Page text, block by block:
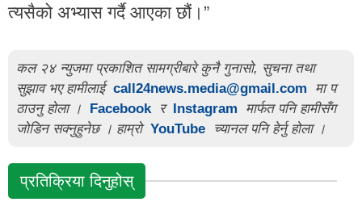
त्यसैको अभ्यास गर्दै आएका छौं।”
कल २४ न्युजमा प्रकाशित सामग्रीबारे कुनै गुनासो, सुचना तथा
सुझाव भए हामीलाई call24news.media@gmail.com
मा प
ठाउनु होला ।
Facebook र Instagram
मार्फत पनि हामीसँग
जोडिन सक्नुहुनेछ । हाम्रो YouTube च्यानल पनि हेर्नु होला ।
प्रतिक्रिया दिनुहोस्